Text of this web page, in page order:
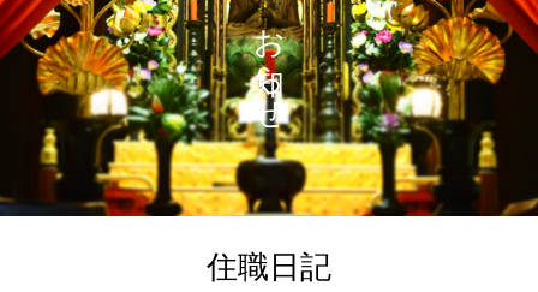
お知らせ
住職日記